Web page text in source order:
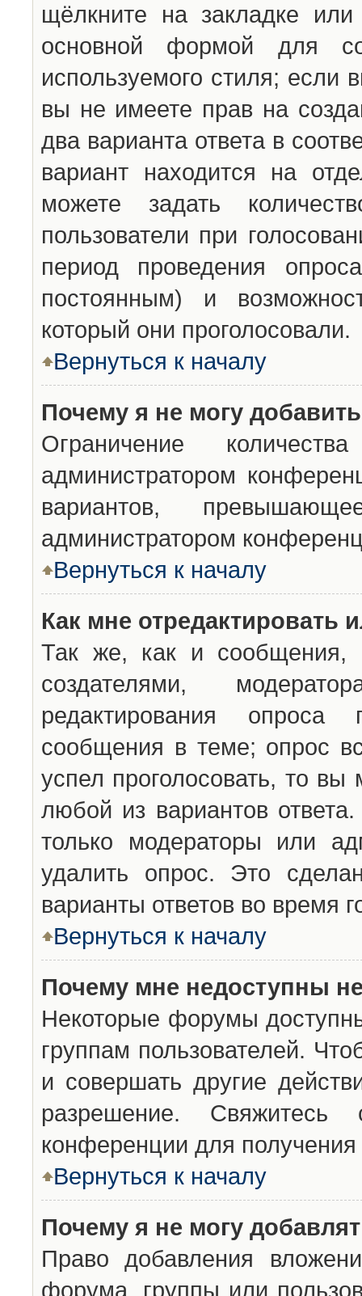
щёлкните на закладке
основной формой для
используемого стиля; если
вы не имеете прав на
два варианта ответа в
вариант находится на
можете задать
пользователи при
период проведения
постоянным) и
который они проголосовали.
Вернуться к началу
Почему я не могу
Ограничение
администратором
вариантов,
администратором
Вернуться к началу
Как мне отредактировать
Так же, как и сообщения,
создателями,
редактирования опроса
сообщения в теме; опрос
успел проголосовать, то вы
любой из вариантов
только модераторы или
удалить опрос. Это
варианты ответов во время
Вернуться к началу
Почему мне недоступны
Некоторые форумы
группам пользователей.
и совершать другие
разрешение. Свяжитесь
конференции для получения
Вернуться к началу
Почему я не могу
Право добавления
форума, группы или